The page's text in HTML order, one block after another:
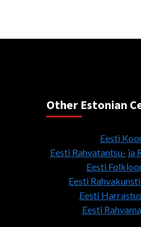
Other Estonian
Eesti
Eesti Rahvatantsu- ja
Eesti
Eesti
Eesti
Eesti